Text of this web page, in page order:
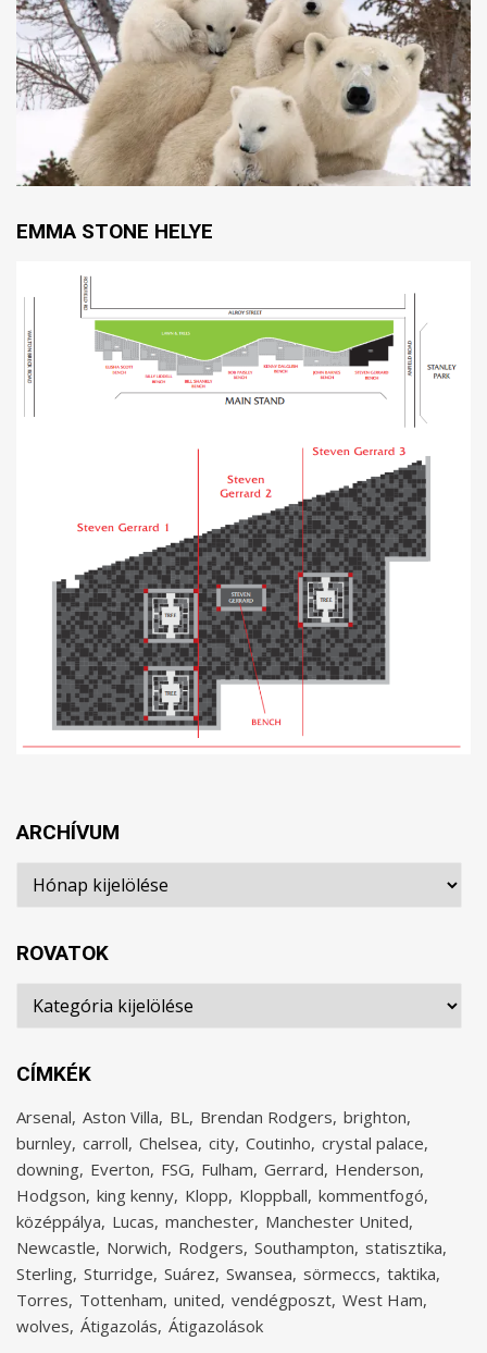
EMMA STONE HELYE
ARCHÍVUM
Archívum
ROVATOK
Rovatok
CÍMKÉK
Arsenal Aston Villa BL Brendan Rodgers brighton
burnley carroll Chelsea city Coutinho crystal palace
downing Everton FSG Fulham Gerrard Henderson
Hodgson king kenny Klopp Kloppball kommentfogó
középpálya Lucas manchester Manchester United
Newcastle Norwich Rodgers Southampton statisztika
Sterling Sturridge Suárez Swansea sörmeccs taktika
Torres Tottenham united vendégposzt West Ham
wolves Átigazolás Átigazolások